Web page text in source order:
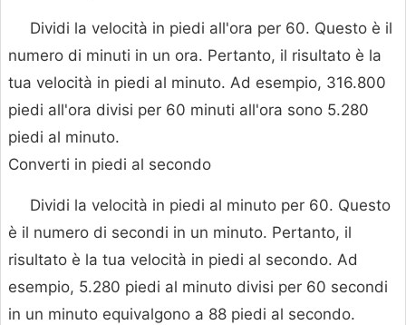
Dividi la velocità in piedi all'ora per 60. Questo è il
numero di minuti in un ora. Pertanto, il risultato è la
tua velocità in piedi al minuto. Ad esempio, 316.800
piedi all'ora divisi per 60 minuti all'ora sono 5.280
piedi al minuto.
Converti in piedi al secondo
Dividi la velocità in piedi al minuto per 60. Questo
è il numero di secondi in un minuto. Pertanto, il
risultato è la tua velocità in piedi al secondo. Ad
esempio, 5.280 piedi al minuto divisi per 60 secondi
in un minuto equivalgono a 88 piedi al secondo.